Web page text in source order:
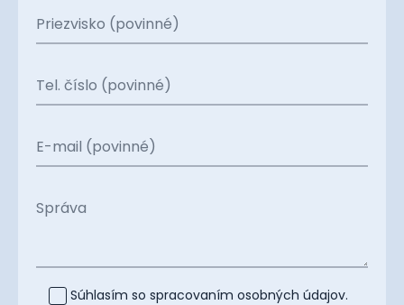
Priezvisko (povinné)
Tel. číslo (povinné)
E-mail (povinné)
Správa
Súhlasím so spracovaním osobných údajov.